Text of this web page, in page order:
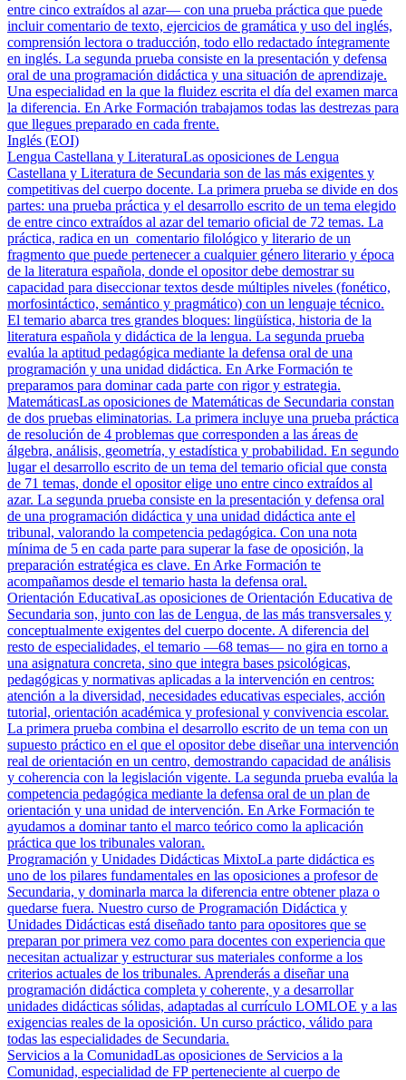
entre cinco extraídos al azar— con una prueba práctica que puede
incluir comentario de texto, ejercicios de gramática y uso del inglés,
comprensión lectora o traducción, todo ello redactado íntegramente
en inglés. La segunda prueba consiste en la presentación y defensa
oral de una programación didáctica y una situación de aprendizaje.
Una especialidad en la que la fluidez escrita el día del examen marca
la diferencia. En Arke Formación trabajamos todas las destrezas para
que llegues preparado en cada frente.
Inglés (EOI)
Lengua Castellana y LiteraturaLas oposiciones de Lengua
Castellana y Literatura de Secundaria son de las más exigentes y
competitivas del cuerpo docente. La primera prueba se divide en dos
partes: una prueba práctica y el desarrollo escrito de un tema elegido
de entre cinco extraídos al azar del temario oficial de 72 temas. La
práctica, radica en un comentario filológico y literario de un
fragmento que puede pertenecer a cualquier género literario y época
de la literatura española, donde el opositor debe demostrar su
capacidad para diseccionar textos desde múltiples niveles (fonético,
morfosintáctico, semántico y pragmático) con un lenguaje técnico.
El temario abarca tres grandes bloques: lingüística, historia de la
literatura española y didáctica de la lengua. La segunda prueba
evalúa la aptitud pedagógica mediante la defensa oral de una
programación y una unidad didáctica. En Arke Formación te
preparamos para dominar cada parte con rigor y estrategia.
MatemáticasLas oposiciones de Matemáticas de Secundaria constan
de dos pruebas eliminatorias. La primera incluye una prueba práctica
de resolución de 4 problemas que corresponden a las áreas de
álgebra, análisis, geometría, y estadística y probabilidad. En segundo
lugar el desarrollo escrito de un tema del temario oficial que consta
de 71 temas, donde el opositor elige uno entre cinco extraídos al
azar. La segunda prueba consiste en la presentación y defensa oral
de una programación didáctica y una unidad didáctica ante el
tribunal, valorando la competencia pedagógica. Con una nota
mínima de 5 en cada parte para superar la fase de oposición, la
preparación estratégica es clave. En Arke Formación te
acompañamos desde el temario hasta la defensa oral.
Orientación EducativaLas oposiciones de Orientación Educativa de
Secundaria son, junto con las de Lengua, de las más transversales y
conceptualmente exigentes del cuerpo docente. A diferencia del
resto de especialidades, el temario —68 temas— no gira en torno a
una asignatura concreta, sino que integra bases psicológicas,
pedagógicas y normativas aplicadas a la intervención en centros:
atención a la diversidad, necesidades educativas especiales, acción
tutorial, orientación académica y profesional y convivencia escolar.
La primera prueba combina el desarrollo escrito de un tema con un
supuesto práctico en el que el opositor debe diseñar una intervención
real de orientación en un centro, demostrando capacidad de análisis
y coherencia con la legislación vigente. La segunda prueba evalúa la
competencia pedagógica mediante la defensa oral de un plan de
orientación y una unidad de intervención. En Arke Formación te
ayudamos a dominar tanto el marco teórico como la aplicación
práctica que los tribunales valoran.
Programación y Unidades Didácticas MixtoLa parte didáctica es
uno de los pilares fundamentales en las oposiciones a profesor de
Secundaria, y dominarla marca la diferencia entre obtener plaza o
quedarse fuera. Nuestro curso de Programación Didáctica y
Unidades Didácticas está diseñado tanto para opositores que se
preparan por primera vez como para docentes con experiencia que
necesitan actualizar y estructurar sus materiales conforme a los
criterios actuales de los tribunales. Aprenderás a diseñar una
programación didáctica completa y coherente, y a desarrollar
unidades didácticas sólidas, adaptadas al currículo LOMLOE y a las
exigencias reales de la oposición. Un curso práctico, válido para
todas las especialidades de Secundaria.
Servicios a la ComunidadLas oposiciones de Servicios a la
Comunidad, especialidad de FP perteneciente al cuerpo de